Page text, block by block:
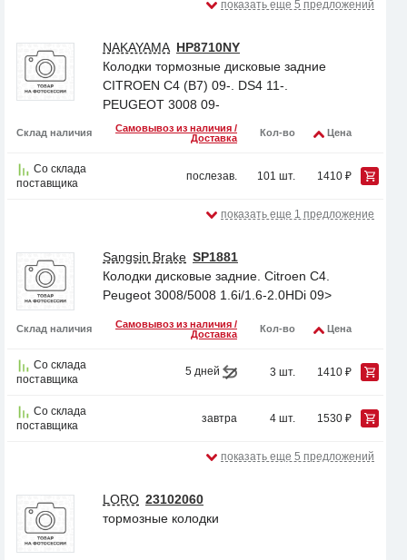
показать еще 5 предложений
NAKAYAMA HP8710NY
Колодки тормозные дисковые задние
CITROEN C4 (B7) 09-. DS4 11-.
PEUGEOT 3008 09-
Склад наличия
Самовывоз из наличия /
Доставка
Кол-во Цена
Со склада
поставщика
послезав. 101 шт. 1410 ₽
показать еще 1 предложение
Sangsin Brake SP1881
Колодки дисковые задние. Citroen C4.
Peugeot 3008/5008 1.6i/1.6-2.0HDi 09>
Склад наличия
Самовывоз из наличия /
Доставка
Кол-во Цена
Со склада
поставщика
5 дней 3 шт. 1410 ₽
Со склада
поставщика
завтра 4 шт. 1530 ₽
показать еще 5 предложений
LORO 23102060
тормозные колодки